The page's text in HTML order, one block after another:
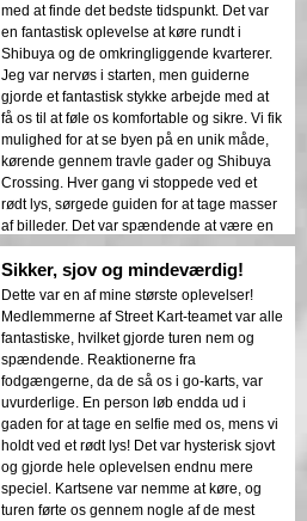
med at finde det bedste tidspunkt. Det var
en fantastisk oplevelse at køre rundt i
Shibuya og de omkringliggende kvarterer.
Jeg var nervøs i starten, men guiderne
gjorde et fantastisk stykke arbejde med at
få os til at føle os komfortable og sikre. Vi fik
mulighed for at se byen på en unik måde,
kørende gennem travle gader og Shibuya
Crossing. Hver gang vi stoppede ved et
rødt lys, sørgede guiden for at tage masser
af billeder. Det var spændende at være en
del af mylderet i Tokyo, og reaktionerne fra
fodgængerne gjorde det endnu sjovere.
Kom forberedt med dine bedste positurer –
guiden tager et billede ved hvert rødt lys!
En sjov og uforglemmelig oplevelse, som
jeg varmt vil anbefale!
Sikker, sjov og mindeværdig!
Dette var en af mine største oplevelser!
Medlemmerne af Street Kart-teamet var alle
fantastiske, hvilket gjorde turen nem og
spændende. Reaktionerne fra
fodgængerne, da de så os i go-karts, var
uvurderlige. En person løb endda ud i
gaden for at tage en selfie med os, mens vi
holdt ved et rødt lys! Det var hysterisk sjovt
og gjorde hele oplevelsen endnu mere
speciel. Kartsene var nemme at køre, og
turen førte os gennem nogle af de mest